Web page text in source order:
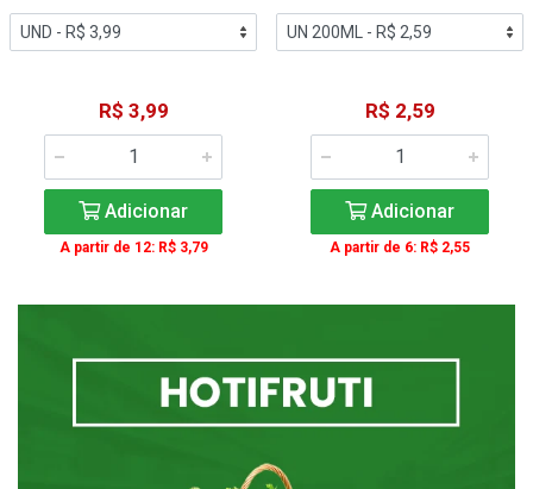
R$ 3,99
Adicionar
A partir de 12: R$ 3,79
R$ 2,59
Adicionar
A partir de 6: R$ 2,55